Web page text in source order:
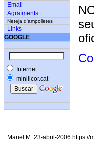
Email
Agraïments
Neteja d'ampolletes
Links
GOOGLE
Internet
minilicor.cat
Manel M. 23-abril-2006 https://